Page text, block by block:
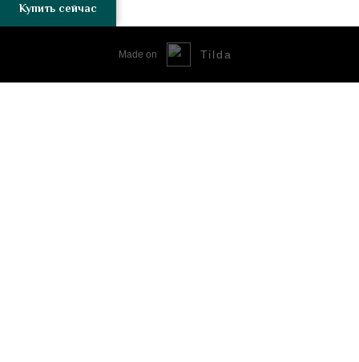
Купить сейчас
Made on Tilda